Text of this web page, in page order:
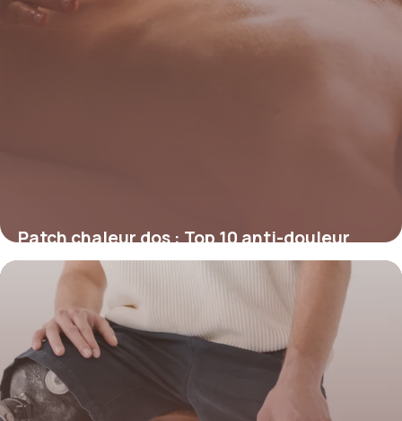
Patch chaleur dos : Top 10 anti-douleur
efficaces
25 juin 2026